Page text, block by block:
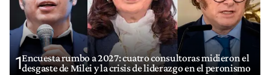
1Encuesta rumbo a 2027: cuatro consultoras midieron el
desgaste de Milei y la crisis de liderazgo en el peronismo